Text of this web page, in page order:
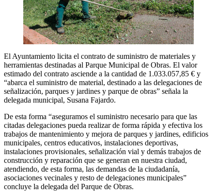
El Ayuntamiento licita el contrato de suministro de materiales y
herramientas destinadas al Parque Municipal de Obras. El valor
estimado del contrato asciende a la cantidad de 1.033.057,85 € y
“abarca el suministro de material, destinado a las delegaciones de
señalización, parques y jardines y parque de obras” señala la
delegada municipal, Susana Fajardo.
De esta forma “aseguramos el suministro necesario para que las
citadas delegaciones pueda realizar de forma rápida y efectiva los
trabajos de mantenimiento y mejora de parques y jardines, edificios
municipales, centros educativos, instalaciones deportivas,
instalaciones provisionales, señalización vial y demás trabajos de
construcción y reparación que se generan en nuestra ciudad,
atendiendo, de esta forma, las demandas de la ciudadanía,
asociaciones vecinales y resto de delegaciones municipales”
concluye la delegada del Parque de Obras.